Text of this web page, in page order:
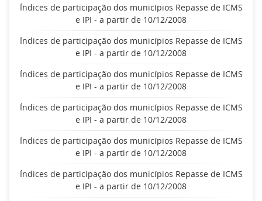
Índices de participação dos municípios Repasse de ICMS
e IPI - a partir de 10/12/2008
Índices de participação dos municípios Repasse de ICMS
e IPI - a partir de 10/12/2008
Índices de participação dos municípios Repasse de ICMS
e IPI - a partir de 10/12/2008
Índices de participação dos municípios Repasse de ICMS
e IPI - a partir de 10/12/2008
Índices de participação dos municípios Repasse de ICMS
e IPI - a partir de 10/12/2008
Índices de participação dos municípios Repasse de ICMS
e IPI - a partir de 10/12/2008